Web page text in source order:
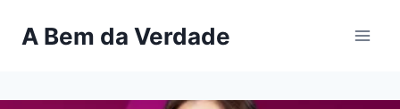
paraA Bem da Verdade